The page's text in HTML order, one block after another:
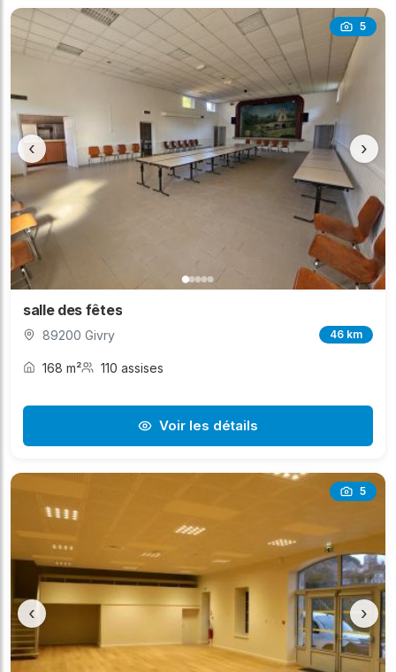
5
‹ ›
salle des fêtes
89200 Givry 46 km
168 m² 110 assises
Voir les détails
5
‹ ›